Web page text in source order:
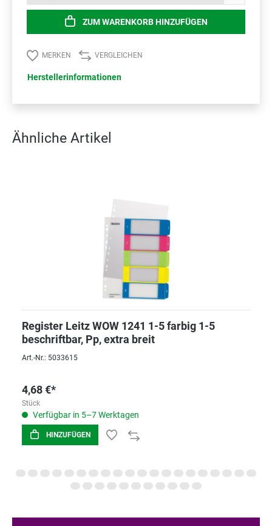
ZUM WARENKORB HINZUFÜGEN
MERKEN VERGLEICHEN
Herstellerinformationen
Ähnliche Artikel
Register Leitz WOW 1241 1-5 farbig 1-5
beschriftbar, Pp, extra breit
Art.-Nr.: 5033615
4,68 €*
Stück
Verfügbar in 5–7 Werktagen
HINZUFÜGEN